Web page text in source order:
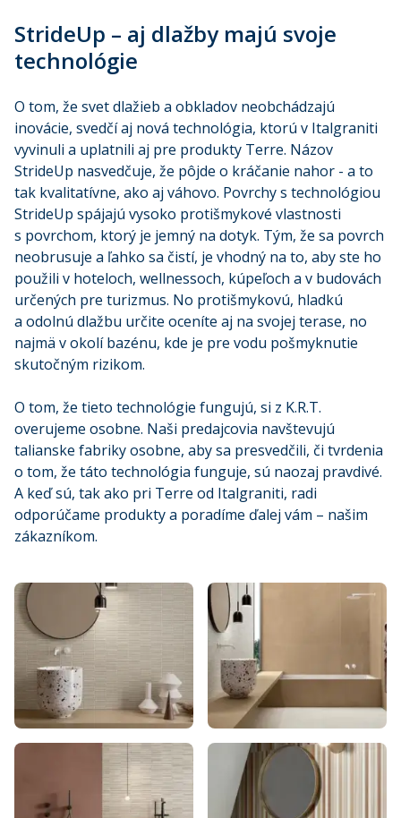
StrideUp – aj dlažby majú svoje
technológie
O tom, že svet dlažieb a obkladov neobchádzajú
inovácie, svedčí aj nová technológia, ktorú v Italgraniti
vyvinuli a uplatnili aj pre produkty Terre. Názov
StrideUp nasvedčuje, že pôjde o kráčanie nahor - a to
tak kvalitatívne, ako aj váhovo. Povrchy s technológiou
StrideUp spájajú vysoko protišmykové vlastnosti
s povrchom, ktorý je jemný na dotyk. Tým, že sa povrch
neobrusuje a ľahko sa čistí, je vhodný na to, aby ste ho
použili v hoteloch, wellnessoch, kúpeľoch a v budovách
určených pre turizmus. No protišmykovú, hladkú
a odolnú dlažbu určite oceníte aj na svojej terase, no
najmä v okolí bazénu, kde je pre vodu pošmyknutie
skutočným rizikom.
O tom, že tieto technológie fungujú, si z K.R.T.
overujeme osobne. Naši predajcovia navštevujú
talianske fabriky osobne, aby sa presvedčili, či tvrdenia
o tom, že táto technológia funguje, sú naozaj pravdivé.
A keď sú, tak ako pri Terre od Italgraniti, radi
odporúčame produkty a poradíme ďalej vám – našim
zákazníkom.